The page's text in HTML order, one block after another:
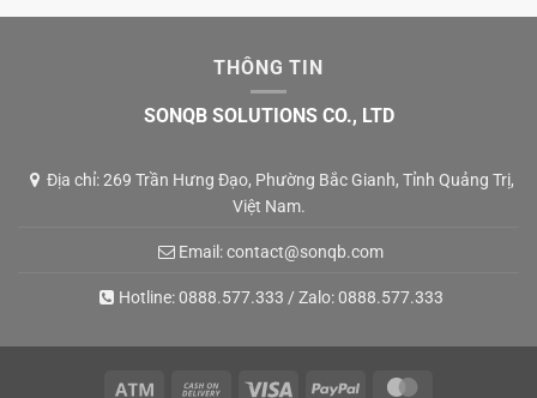
THÔNG TIN
SONQB SOLUTIONS CO., LTD
Địa chỉ: 269 Trần Hưng Đạo, Phường Bắc Gianh, Tỉnh Quảng Trị,
Việt Nam.
Email:contact@sonqb.com
Hotline:0888.577.333 / Zalo:0888.577.333
Atm Cash Visa PayPal